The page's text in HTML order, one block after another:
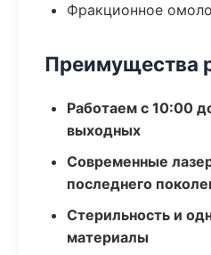
Фракционное
Преимущества
Работаем с 10:00
выходных
Современные
последнего
Стерильность и
материалы